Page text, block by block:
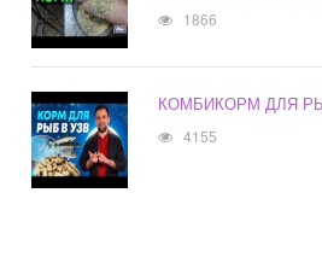
1866
КОМБИКОРМ ДЛЯ
4155